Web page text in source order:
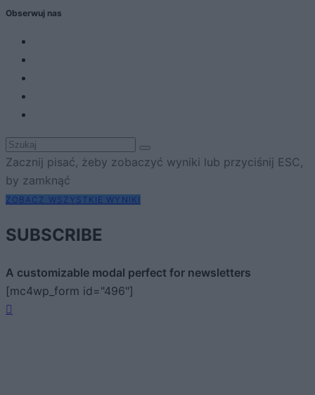
Obserwuj nas
Zacznij pisać, żeby zobaczyć wyniki lub przyciśnij ESC,
by zamknąć
ZOBACZ WSZYSTKIE WYNIKI
SUBSCRIBE
A customizable modal perfect for newsletters
[mc4wp_form id="496"]